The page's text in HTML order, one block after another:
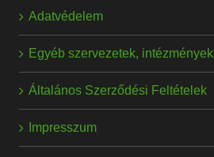
Adatvédelem
Egyéb szervezetek, intézmények
Általános Szerződési Feltételek
Impresszum